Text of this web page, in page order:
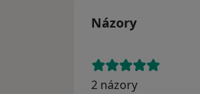
Názory
2 názory